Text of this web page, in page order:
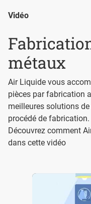
Vidéo
métaux
Air Liquide vous
pièces par fabrication
meilleures solutions
procédé de fabrication.
Découvrez comment
dans cette vidéo